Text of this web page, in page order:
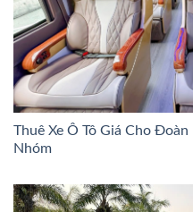
Thuê Xe Ô Tô Giá Cho
Nhóm